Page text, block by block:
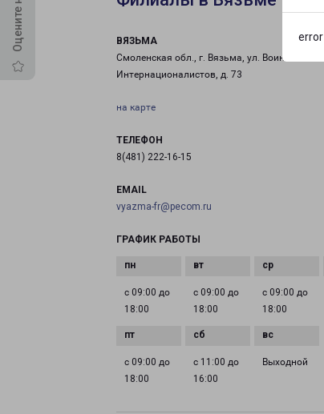
error
ВЯЗЬМА
Смоленская обл., г. Вязьма, ул. Воинов-
Интернационалистов, д. 73
на карте
ТЕЛЕФОН
8(481) 222-16-15
EMAIL
vyazma-fr@pecom.ru
ГРАФИК РАБОТЫ
с 09:00 до
18:00
с 09:00 до
18:00
с 09:00 до
18:00
с 09:00 до
18:00
с 11:00 до
16:00
Выходной